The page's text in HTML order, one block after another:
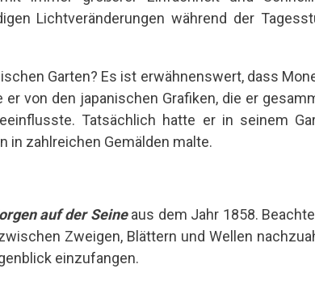
Lichtveränderungen während der
Garten? Es ist erwähnenswert, dass
er von den japanischen Grafiken, die er
Tatsächlich hatte er in seinem
in zahlreichen Gemälden malte.
auf der Seineaus dem Jahr 1858.
Zweigen, Blättern und Wellen
einzufangen.